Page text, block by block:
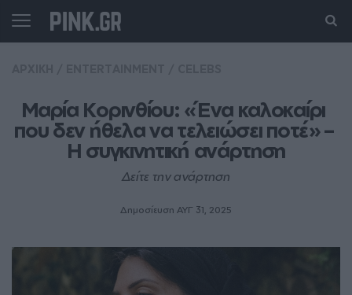
Μαρία Κορινθίου: «Ένα καλοκαίρι
που δεν ήθελα να τελειώσει ποτέ» –
Η συγκινητική ανάρτηση
Δείτε την ανάρτηση
Δημοσίευση ΑΥΓ 31, 2025